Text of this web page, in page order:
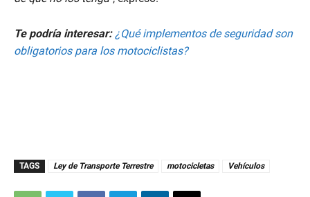
Te podría interesar: ¿Qué implementos de seguridad son
obligatorios para los motociclistas?
TAGS Ley de Transporte Terrestre motocicletas Vehículos